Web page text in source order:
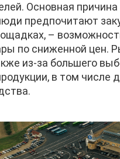
Ос­нов­ная при­чи­на
пред­по­чи­та­ют
–
по сни­жен­ной цен.
из-за боль­ше­го
в том чис­ле